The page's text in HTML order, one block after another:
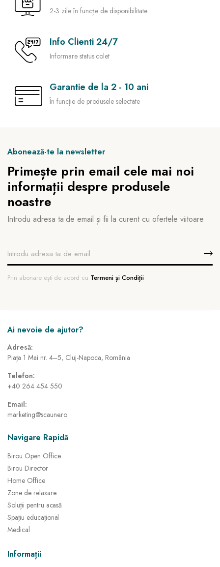
2-3 zile în funcție de disponibilitate
Info Clienti 24/7
Informare status colet
Garantie de la 2 - 10 ani
În funcție de produsele selectate
Abonează-te la newsletter
Primește prin email cele mai noi
informații despre produsele
noastre
Introdu adresa ta de email și fii la curent cu ofertele viitoare
Prin abonare ești de acord cu Termeni și Condiții
Ai nevoie de ajutor?
Adresă:
Piața 1 Mai nr. 4–5, Cluj-Napoca, România
Telefon:
+40 264 454 550
Email:
marketing@scaune.ro
Navigare Rapidă
Birou Open Office
Birou Director
Home Office
Zone de relaxare
Soluții pentru acasă
Spațiu educațional
Medical
Informații